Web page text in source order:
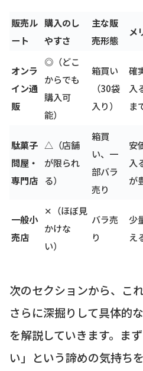
販売ル
ート
購入のし
やすさ
主な販
売形態
メ
オンラ
イン通
販
◎（どこ
からでも
購入可
能）
箱買い
（30袋
入り）
確
入
ま
駄菓子
問屋・
専門店
△（店舗
が限られ
る）
箱買
い、一
部バラ
売り
安
入
が
一般小
売店
✕（ほぼ見
かけな
い）
バラ売
り
少
え
次のセクションから、こ
さらに深掘りして具体的
を解説していきます。ま
い」という諦めの気持ちを